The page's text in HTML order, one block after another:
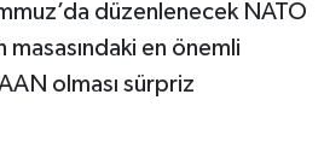
düzenlenecek NATO
en önemli
olması sürpriz